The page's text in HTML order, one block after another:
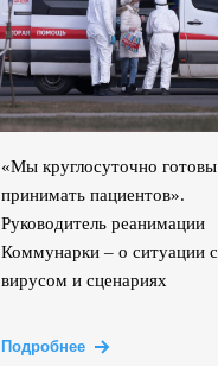
«Мы круглосуточно готовы
принимать пациентов».
Руководитель реанимации
Коммунарки – о ситуации с
вирусом и сценариях
Подробнее